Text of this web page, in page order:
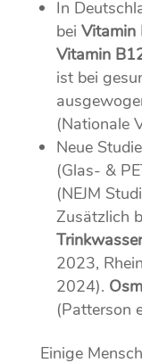
In
bei Vitamin
Vitamin
ist bei
(Nationale
Neue
(Glas- &
(NEJM
Zusätzlich
Trinkwasser
2023,
2024).
(Patterson
Einige